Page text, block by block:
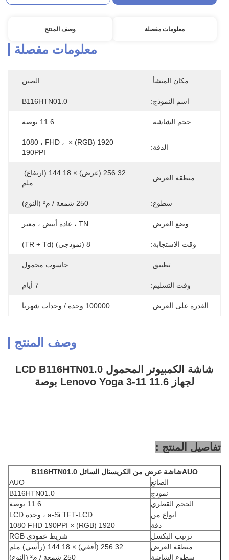
معلومات مفصلة وصف المنتج
معلومات مفصلة
مكان المنشأ: الصين
اسم النموذج: B116HTN01.0
حجم الشاشة: 11.6 بوصة
الدقة:
1920 (RGB) × 1080 ، FHD ،
190PPI
منطقة العرض:
ملم
سطوع: 250 شمعة / م² (النوع)
وضع العرض: TN ، عادة أبيض ، معبر
وقت الاستجابة: 8 (نموذجي) (TR + Td)
تطبيق: حاسوب محمول
وقت التسليم: 7 أيام
القدرة على العرض: 100000 وحدة / وحدات شهريا
وصف المنتج
شاشة الكمبيوتر المحمول LCD B116HTN01.0
لجهاز Lenovo Yoga 3-11 11.6 بوصة
تفاصيل المنتج :
AUOشاشة عرض من الكريستال السائل B116HTN01.0
الصانع
AUO
نموذج
B116HTN01.0
الحجم القطري
11.6 بوصة
انواع من
a-Si TFT-LCD ، وحدة LCD
دقة
1920 (RGB) × 1080 FHD 190PPI
ترتيب البكسل
شريط عمودي RGB
منطقة العرض
256.32 (أفقي) × 144.18 (رأسي) ملم
سطوع الشاشة
250 شمعة / م² (النوع)